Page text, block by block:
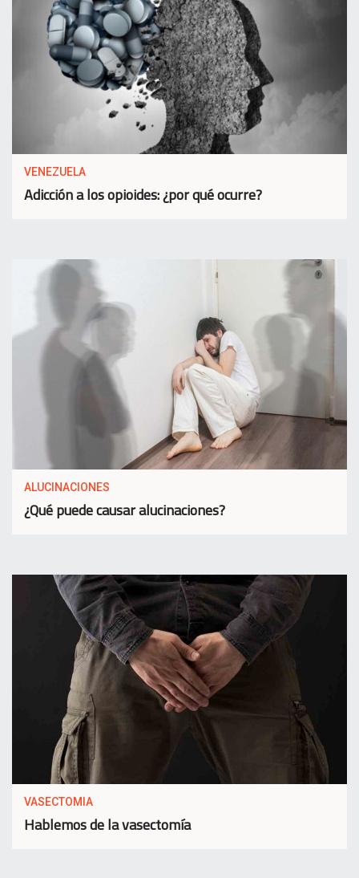
VENEZUELA
Adicción a los opioides: ¿por qué ocurre?
ALUCINACIONES
¿Qué puede causar alucinaciones?
VASECTOMIA
Hablemos de la vasectomía